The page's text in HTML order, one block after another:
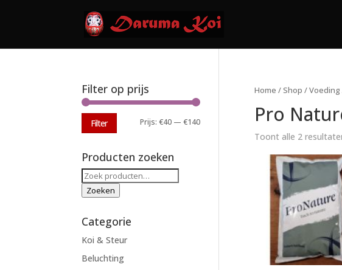
Home /Shop /Voeding
Pro
Toont alle 2
Filter op prijs
Min.
Max.
Filter Prijs: €40— €140
Producten zoeken
Zoeken
naar:
Zoeken
Categorie
Koi & Steur
Beluchting